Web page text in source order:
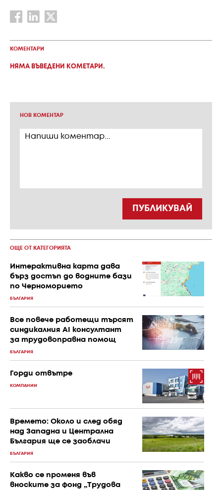
КОМЕНТАРИ
НЯМА ВЪВЕДЕНИ КОМЕТАРИ.
НОВ КОМЕНТАР
ПУБЛИКУВАЙ
ОЩЕ ОТ КАТЕГОРИЯТА
Интерактивна карта дава
бърз достъп до водните бази
по Черноморието
БЪЛГАРИЯ
Все повече работещи търсят
синдикалния AI консултант
за трудовоправна помощ
БЪЛГАРИЯ
Горди отвътре
КОМПАНИИ
Времето: Около и след обяд
над Западна и Централна
България ще се заоблачи
БЪЛГАРИЯ
Какво се променя във
вноските за фонд „Трудова